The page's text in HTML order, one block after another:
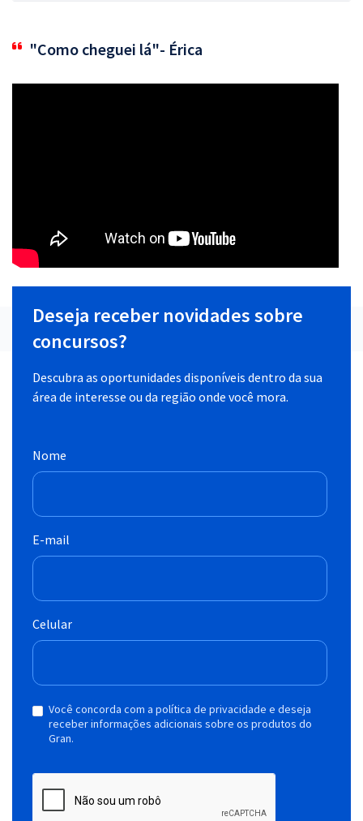
"Como cheguei lá"- Érica
Deseja receber novidades sobre
concursos?
Descubra as oportunidades disponíveis dentro da sua
área de interesse ou da região onde você mora.
Nome
E-mail
Celular
Você concorda com a política de privacidade e deseja
receber informações adicionais sobre os produtos do
Gran.